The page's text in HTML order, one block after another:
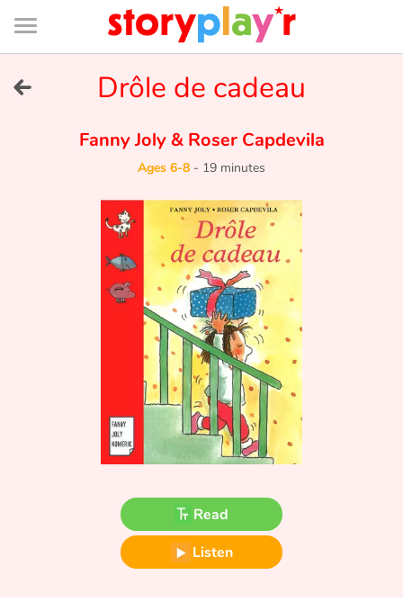
Connexion
Bibliothèque
de
page
Tales and classics in french
Fable, myth, literature and poetry
Princesses and princes, kings, queens and dragons
Ogres, monsters and witches
Heroines and Heroes
Drôle de cadeau
Fanny Joly&Roser Capdevila
Ages 6-8 - 19 minutes
Read
Listen